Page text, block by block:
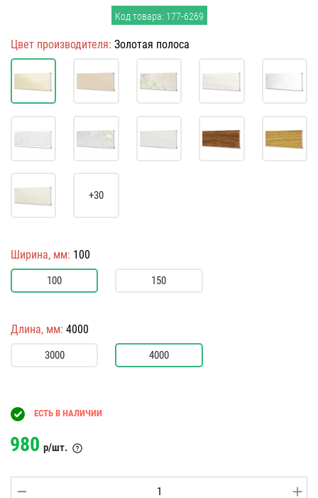
Код товара: 177-6269
Цвет производителя: Золотая полоса
+30
Ширина, мм: 100
100 150
Длина, мм: 4000
3000 4000
ЕСТЬ В НАЛИЧИИ
980 р/шт.